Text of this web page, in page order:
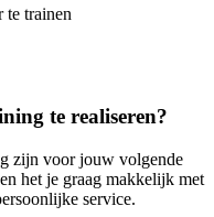
te trainen
te realiseren?
zijn voor jouw volgende
het je graag makkelijk met
service.